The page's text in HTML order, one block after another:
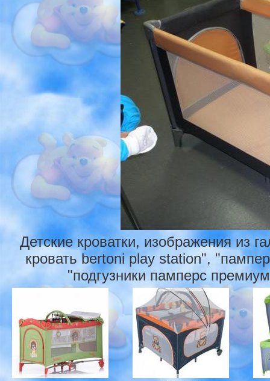
Детские кроватки, изображения из
кровать bertoni play station",
"подгузники памперс